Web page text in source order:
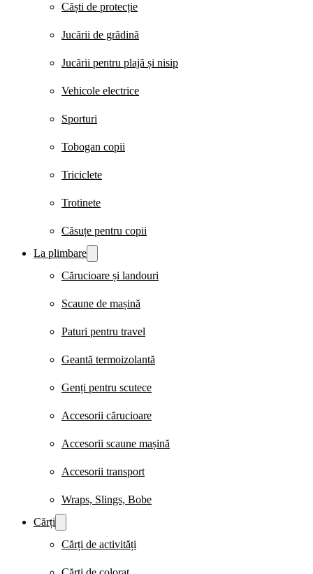
Căști de protecție
Jucării de grădină
Jucării pentru plajă și nisip
Vehicole electrice
Sporturi
Tobogan copii
Triciclete
Trotinete
Căsuțe pentru copii
La plimbare
Cărucioare și landouri
Scaune de mașină
Paturi pentru travel
Geantă termoizolantă
Genți pentru scutece
Accesorii cărucioare
Accesorii scaune mașină
Accesorii transport
Wraps, Slings, Bobe
Cărți
Cărți de activități